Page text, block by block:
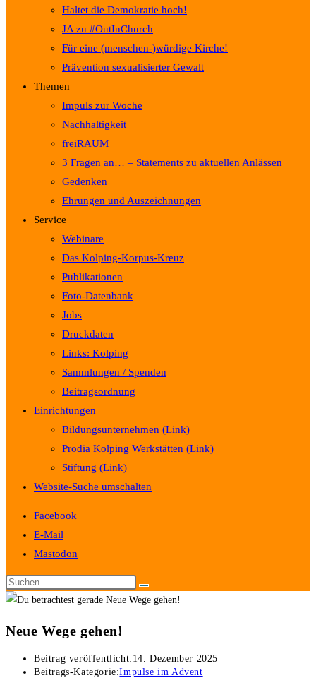
Haltet die Demokratie hoch!
JA zu #OutInChurch
Für eine (menschen-)würdige Kirche!
Prävention sexualisierter Gewalt
Themen
Impuls zur Woche
Nachhaltigkeit
freiRAUM
3 Fragen an… – Statements zu aktuellen Anlässen
Gedenken
Ehrungen und Auszeichnungen
Service
Webinare
Das Kolping-Korpus-Kreuz
Publikationen
Foto-Datenbank
Jobs
Druckdaten
Links: Kolping
Sammlungen / Spenden
Beitragsordnung
Einrichtungen
Bildungsunternehmen (Link)
Prodia Kolping Werkstätten (Link)
Stiftung (Link)
Website-Suche umschalten
Facebook
E-Mail
Mastodon
Neue Wege gehen!
Beitrag veröffentlicht: 14. Dezember 2025
Beitrags-Kategorie:Impulse im Advent